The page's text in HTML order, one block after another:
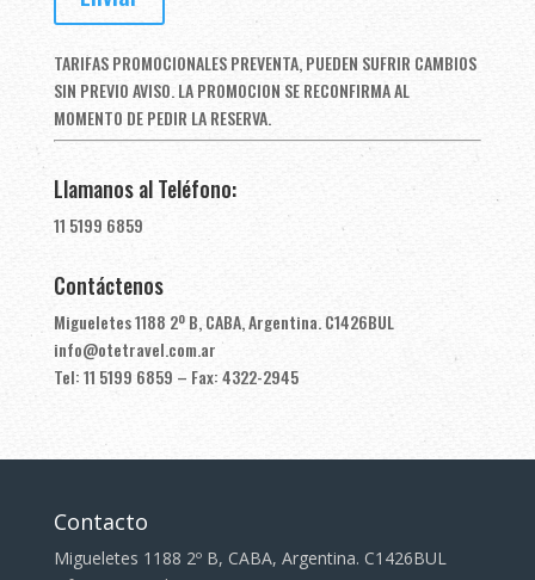
TARIFAS PROMOCIONALES PREVENTA, PUEDEN SUFRIR CAMBIOS
SIN PREVIO AVISO. LA PROMOCION SE RECONFIRMA AL
MOMENTO DE PEDIR LA RESERVA.
Llamanos al Teléfono:
11 5199 6859
Contáctenos
Migueletes 1188 2º B, CABA, Argentina. C1426BUL
info@otetravel.com.ar
Tel: 11 5199 6859 – Fax: 4322-2945
Contacto
Migueletes 1188 2º B, CABA, Argentina. C1426BUL